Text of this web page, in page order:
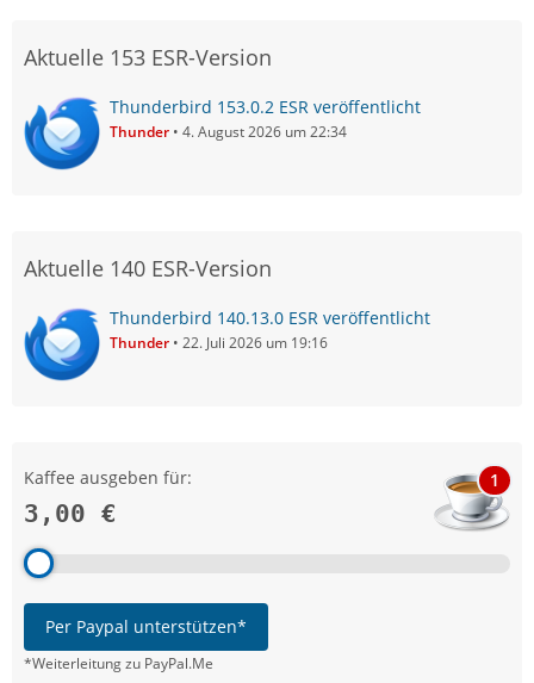
Aktuelle 153 ESR-Version
Thunderbird 153.0.2 ESR veröffentlicht
Thunder 4. August 2026 um 22:34
Aktuelle 140 ESR-Version
Thunderbird 140.13.0 ESR veröffentlicht
Thunder 22. Juli 2026 um 19:16
Kaffee ausgeben für:
3,00 €
1
Per Paypal unterstützen*
*Weiterleitung zu PayPal.Me